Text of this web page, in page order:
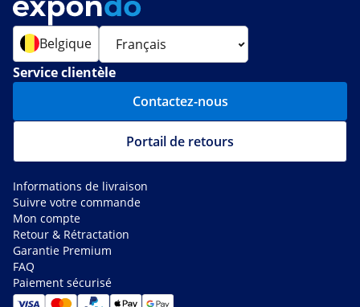
Belgique
Service clientèle
Contactez-nous
Portail de retours
Informations de livraison
Suivre votre commande
Mon compte
Retour & Rétractation
Garantie Premium
FAQ
Paiement sécurisé